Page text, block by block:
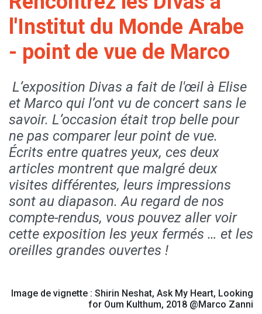
l'Institut du Monde Arabe
- point de vue de Marco
L’exposition Divas a fait de l'œil à Elise
et Marco qui l’ont vu de concert sans le
savoir. L’occasion était trop belle pour
ne pas comparer leur point de vue.
Écrits entre quatres yeux, ces deux
articles montrent que malgré deux
visites différentes, leurs impressions
sont au diapason. Au regard de nos
compte-rendus, vous pouvez aller voir
cette exposition les yeux fermés … et les
oreilles grandes ouvertes !
Image de vignette : Shirin Neshat, Ask My Heart, Looking
for Oum Kulthum, 2018 @Marco Zanni